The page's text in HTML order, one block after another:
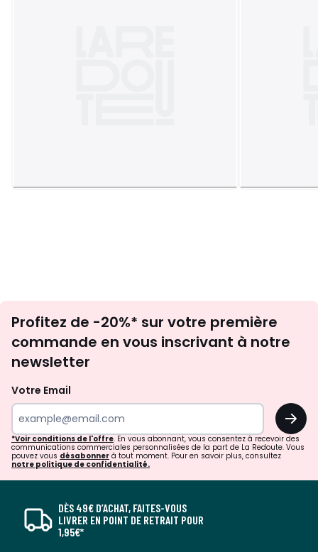
newsletter
Profitez de -20%* sur votre première
commande en vous inscrivant à notre
newsletter
Votre Email
OK
*Voir conditions de l'offre. En vous abonnant, vous consentez à recevoir des
communications commerciales personnalisées de la part de La Redoute. Vous
pouvez vous désabonner à tout moment. Pour en savoir plus, consultez
notre politique de confidentialité.
DÈS 49€ D’ACHAT, FAITES-VOUS
LIVRER EN POINT DE RETRAIT POUR
1,95€*